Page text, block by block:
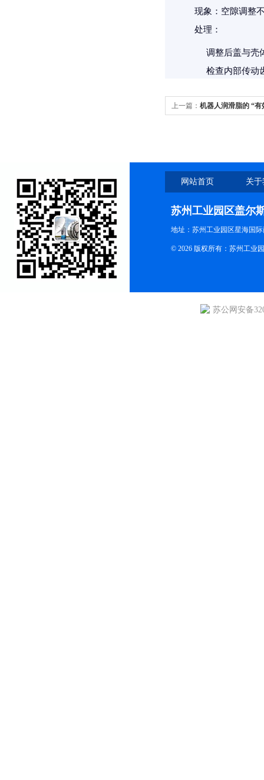
现象 ：空隙调整
处理 ：
调整后盖与壳
检查内部传动
上一篇： 机器人润滑脂的 “
网站首页 关
苏州工业园区盖尔
地址：苏州工业园区星海国
© 2026 版权所有：苏州工业
苏公网安备